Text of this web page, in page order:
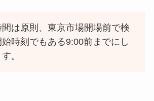
は原則、東京市場開場前で検
時刻でもある9:00前までにし
。